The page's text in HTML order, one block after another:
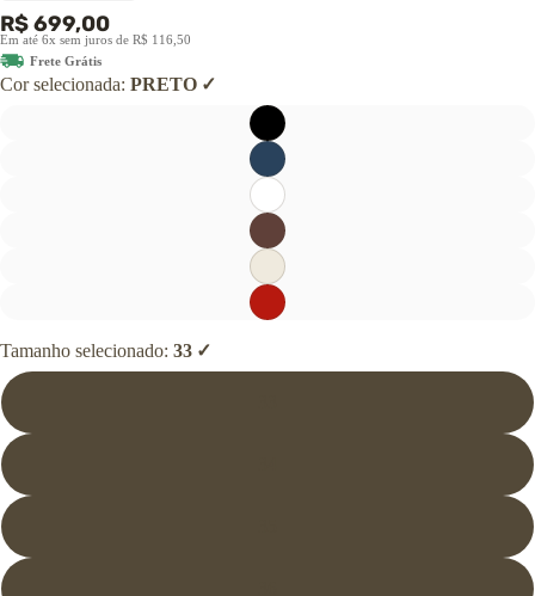
R$ 699,00
Em até 6x sem juros de R$ 116,50
Frete Grátis
Cor selecionada: PRETO
Tamanho selecionado: 33